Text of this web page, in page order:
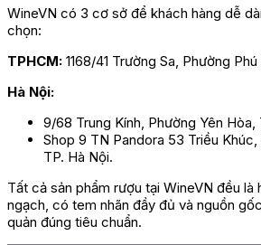
WineVN có 3 cơ sở để khách hàng dễ
chọn:
TPHCM: 1168/41 Trường Sa, Phường
Hà Nội:
9/68 Trung Kính, Phường Yên Hòa,
Shop 9 TN Pandora 53 Triều
TP. Hà Nội.
Tất cả sản phẩm rượu tại WineVN đều là
ngạch, có tem nhãn đầy đủ và nguồn
quản đúng tiêu chuẩn.